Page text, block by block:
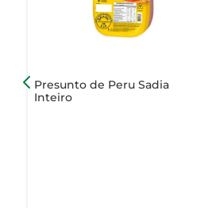
Presunto de Peru Sadia
Inteiro